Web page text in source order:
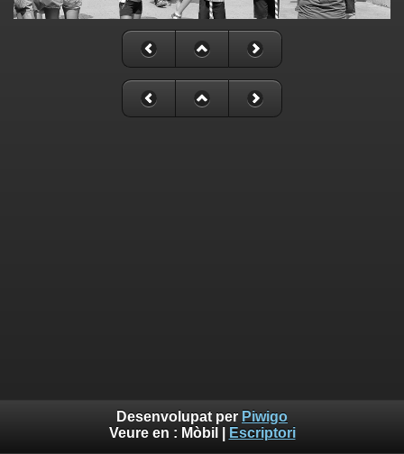
Desenvolupat per Piwigo
Veure en : Mòbil Escriptori